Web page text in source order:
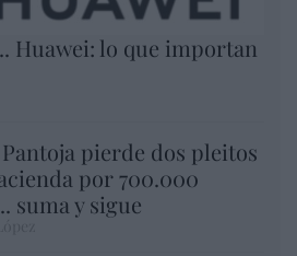
Huawei: lo que importan
pierde dos pleitos
por 700.000
suma y sigue